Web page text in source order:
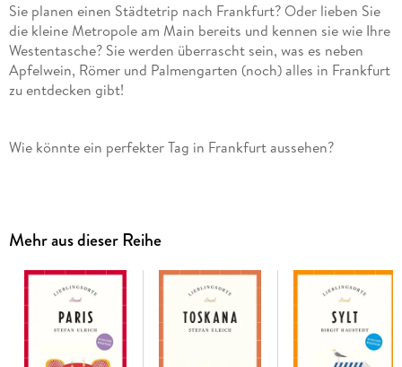
Sie planen einen Städtetrip nach Frankfurt? Oder lieben Sie
die kleine Metropole am Main bereits und kennen sie wie Ihre
Westentasche? Sie werden überrascht sein, was es neben
Apfelwein, Römer und Palmengarten (noch) alles in Frankfurt
zu entdecken gibt!
Wie könnte ein perfekter Tag in Frankfurt aussehen?
frisches Cornetto - wunderbar. Von hier aus ist es nicht weit
zum altehrwürdigen Kaiserdom. Er ist zwar längst nicht das
höchste Bauwerk der Stadt, bietet aber den schönsten Blick
auf Skyline, Altstadt und neue Altstadt. Schlendern Sie
anschließend durch die Töngesgasse mit ihren vielen
inhabergeführten Geschäften - hier finden Sie alles, was
Mehr aus dieser Reihe